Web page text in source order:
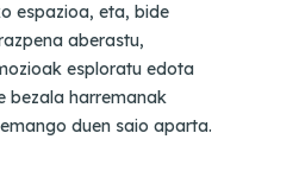
espazioa, eta, bide
aberastu,
esploratu edota
bezala harremanak
duen saio aparta.